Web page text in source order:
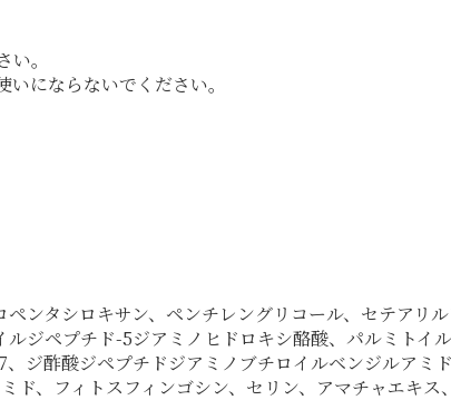
。
にならないでください。
ンタシロキサン、ペンチレングリコール、セテアリ
ジペプチド-5ジアミノヒドロキシ酪酸、パルミトイ
ジ酢酸ジペプチドジアミノブチロイルベンジルアミ
ド、フィトスフィンゴシン、セリン、アマチャエキ